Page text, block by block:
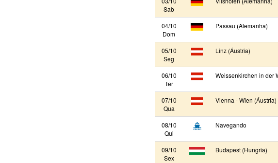
Sab
04/10
Dom
Passau (Alemanha)
05/10
Seg
Linz (Áustria)
06/10
Ter
Weissenkirchen in der
07/10
Qua
Vienna - Wien (Áustria)
08/10
Qui
Navegando
09/10
Sex
Budapest (Hungria)